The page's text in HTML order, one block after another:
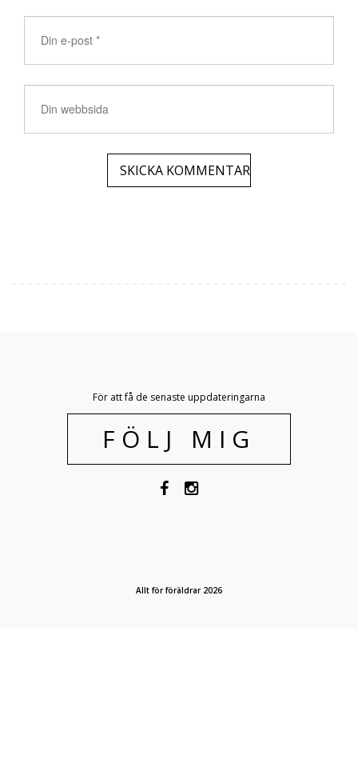
För att få de senaste uppdateringarna
FÖLJ MIG
Allt för föräldrar 2026